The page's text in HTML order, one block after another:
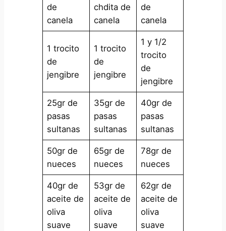
de
canela
chdita de
canela
de
canela
1 trocito
de
jengibre
1 trocito
de
jengibre
1 y 1/2
trocito
de
jengibre
25gr de
pasas
sultanas
35gr de
pasas
sultanas
40gr de
pasas
sultanas
50gr de
nueces
65gr de
nueces
78gr de
nueces
40gr de
aceite de
oliva
suave
53gr de
aceite de
oliva
suave
62gr de
aceite de
oliva
suave